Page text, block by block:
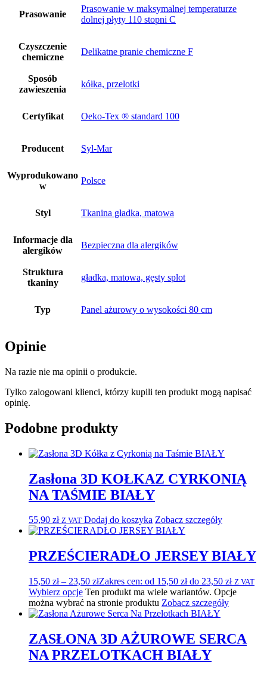
Prasowanie
Prasowanie w maksymalnej temperaturze
dolnej płyty 110 stopni C
Czyszczenie
chemiczne
Delikatne pranie chemiczne F
Sposób
zawieszenia
kółka, przelotki
Certyfikat Oeko-Tex ® standard 100
Producent Syl-Mar
Wyprodukowano
w
Polsce
Styl Tkanina gładka, matowa
Informacje dla
alergików
Bezpieczna dla alergików
Struktura
tkaniny
gładka, matowa, gęsty splot
Typ Panel ażurowy o wysokości 80 cm
Opinie
Na razie nie ma opinii o produkcie.
Tylko zalogowani klienci, którzy kupili ten produkt mogą napisać
opinię.
Podobne produkty
Zasłona 3D KOŁKAZ CYRKONIĄ
NA TAŚMIE BIAŁY
55,90 zł Z VAT Dodaj do koszyka Zobacz szczegóły
PRZEŚCIERADŁO JERSEY BIAŁY
15,50 zł – 23,50 złZakres cen: od 15,50 zł do 23,50 zł Z VAT
Wybierz opcje Ten produkt ma wiele wariantów. Opcje
można wybrać na stronie produktu Zobacz szczegóły
ZASŁONA 3D AŻUROWE SERCA
NA PRZELOTKACH BIAŁY